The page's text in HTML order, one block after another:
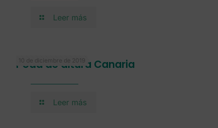
Leer más
10 de diciembre de 2019
Poda de altura Canaria
Leer más